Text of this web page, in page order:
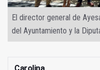
El director general de
del Ayuntamiento y la